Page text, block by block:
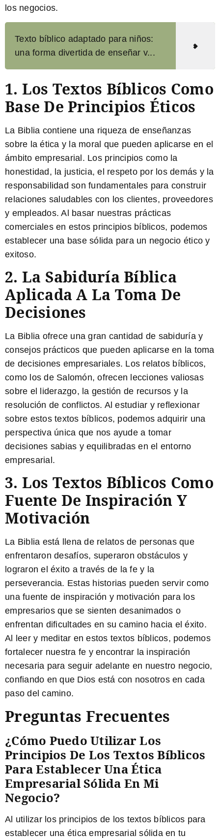
los negocios.
Texto bíblico adaptado para niños:
una forma divertida de enseñar v...
1. Los Textos Bíblicos Como
Base De Principios Éticos
La Biblia contiene una riqueza de enseñanzas
sobre la ética y la moral que pueden aplicarse en el
ámbito empresarial. Los principios como la
honestidad, la justicia, el respeto por los demás y la
responsabilidad son fundamentales para construir
relaciones saludables con los clientes, proveedores
y empleados. Al basar nuestras prácticas
comerciales en estos principios bíblicos, podemos
establecer una base sólida para un negocio ético y
exitoso.
2. La Sabiduría Bíblica
Aplicada A La Toma De
Decisiones
La Biblia ofrece una gran cantidad de sabiduría y
consejos prácticos que pueden aplicarse en la toma
de decisiones empresariales. Los relatos bíblicos,
como los de Salomón, ofrecen lecciones valiosas
sobre el liderazgo, la gestión de recursos y la
resolución de conflictos. Al estudiar y reflexionar
sobre estos textos bíblicos, podemos adquirir una
perspectiva única que nos ayude a tomar
decisiones sabias y equilibradas en el entorno
empresarial.
3. Los Textos Bíblicos Como
Fuente De Inspiración Y
Motivación
La Biblia está llena de relatos de personas que
enfrentaron desafíos, superaron obstáculos y
lograron el éxito a través de la fe y la
perseverancia. Estas historias pueden servir como
una fuente de inspiración y motivación para los
empresarios que se sienten desanimados o
enfrentan dificultades en su camino hacia el éxito.
Al leer y meditar en estos textos bíblicos, podemos
fortalecer nuestra fe y encontrar la inspiración
necesaria para seguir adelante en nuestro negocio,
confiando en que Dios está con nosotros en cada
paso del camino.
Preguntas Frecuentes
¿Cómo Puedo Utilizar Los
Principios De Los Textos Bíblicos
Para Establecer Una Ética
Empresarial Sólida En Mi
Negocio?
Al utilizar los principios de los textos bíblicos para
establecer una ética empresarial sólida en tu